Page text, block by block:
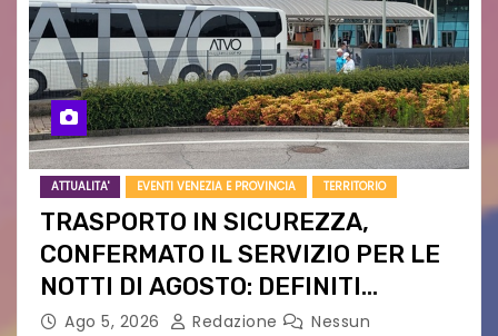
ATTUALITA' EVENTI VENEZIA E PROVINCIA TERRITORIO
TRASPORTO IN SICUREZZA,
CONFERMATO IL SERVIZIO PER LE
NOTTI DI AGOSTO: DEFINITI
PERCORSI, FERMATE E ORARIO
Ago 5, 2026 Redazione
Nessun